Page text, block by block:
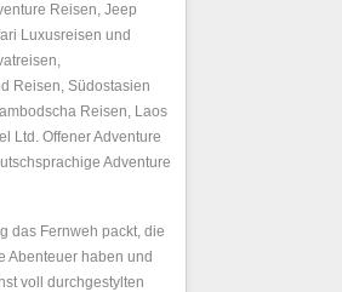
Reisen, Jeep
Luxusreisen und
Reisen, Südostasien
Reisen, Laos
Ltd. Offener Adventure
Adventure
das Fernweh packt, die
Abenteuer haben und
voll durchgestylten